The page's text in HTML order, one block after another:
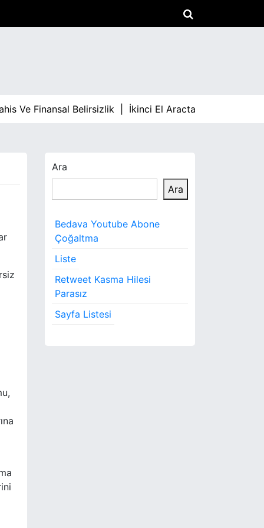
Finansal Belirsizlik |İkinci El Aracta Fiyat
Ara
Ara
Bedava Youtube Abone
Çoğaltma
Liste
Retweet Kasma Hilesi
Parasız
Sayfa Listesi